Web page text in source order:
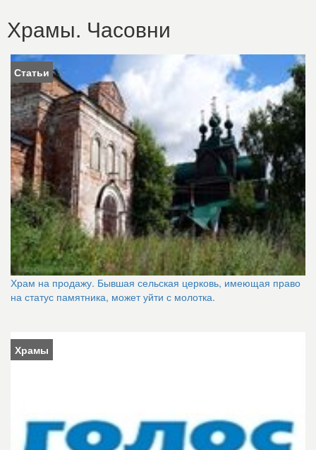
Храмы. Часовни
Статьи
Храм на продажу. Бывшая сельская церковь, имеющая право
на статус памятника, может уйти с молотка.
Храмы